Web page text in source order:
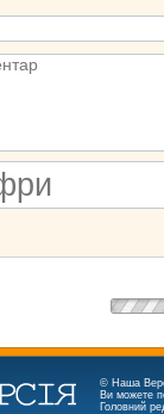
© Наша
Ви можете
Головний